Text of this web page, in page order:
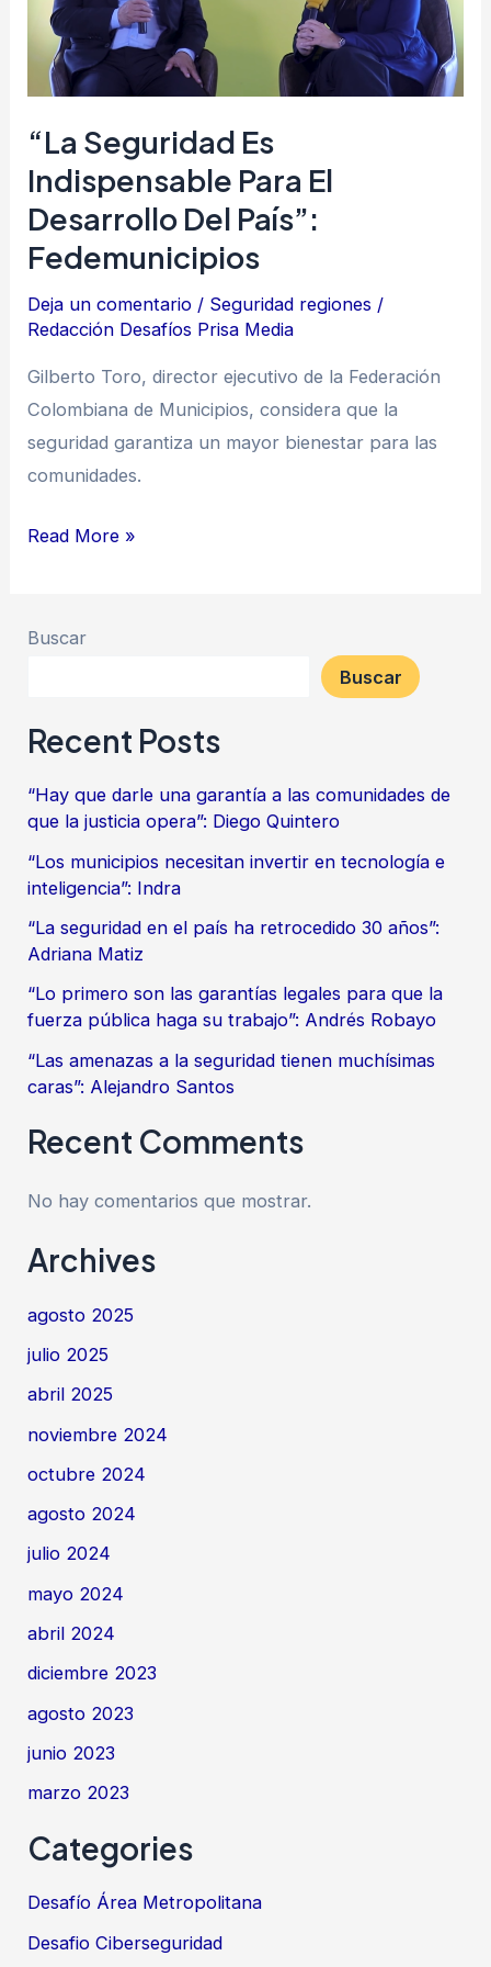
“La Seguridad Es
Indispensable Para El
Desarrollo Del País”:
Fedemunicipios
Deja un comentario / Seguridad regiones /
Redacción Desafíos Prisa Media
Gilberto Toro, director ejecutivo de la Federación
Colombiana de Municipios, considera que la
seguridad garantiza un mayor bienestar para las
comunidades.
desarrollo
del
país”:
Fedemunicipios
Read More »
Buscar
Buscar
Recent Posts
“Hay que darle una garantía a las comunidades de
que la justicia opera”: Diego Quintero
“Los municipios necesitan invertir en tecnología e
inteligencia”: Indra
“La seguridad en el país ha retrocedido 30 años”:
Adriana Matiz
“Lo primero son las garantías legales para que la
fuerza pública haga su trabajo”: Andrés Robayo
“Las amenazas a la seguridad tienen muchísimas
caras”: Alejandro Santos
Recent Comments
No hay comentarios que mostrar.
Archives
agosto 2025
julio 2025
abril 2025
noviembre 2024
octubre 2024
agosto 2024
julio 2024
mayo 2024
abril 2024
diciembre 2023
agosto 2023
junio 2023
marzo 2023
Categories
Desafío Área Metropolitana
Desafio Ciberseguridad